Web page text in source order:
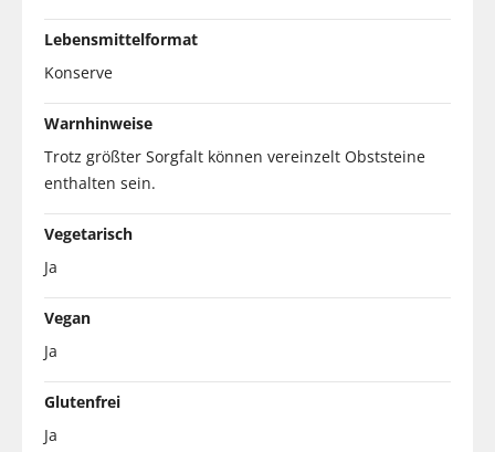
Lebensmittelformat
Konserve
Warnhinweise
Trotz größter Sorgfalt können vereinzelt Obststeine
enthalten sein.
Vegetarisch
Ja
Vegan
Ja
Glutenfrei
Ja